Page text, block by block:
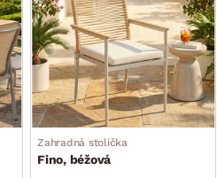
Zahradná stolička
Fino, béžová